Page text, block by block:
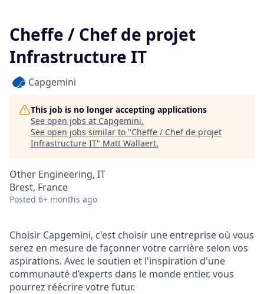
Cheffe / Chef de projet
Infrastructure IT
Capgemini
This job is no longer accepting applications
See open jobs at Capgemini.
See open jobs similar to "Cheffe / Chef de projet
Infrastructure IT" Matt Wallaert.
Other Engineering, IT
Brest, France
Posted 6+ months ago
Choisir Capgemini, c'est choisir une entreprise où vous
serez en mesure de façonner votre carrière selon vos
aspirations. Avec le soutien et l'inspiration d'une
communauté d’experts dans le monde entier, vous
pourrez réécrire votre futur.